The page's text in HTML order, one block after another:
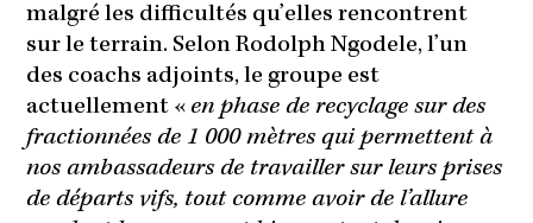
malgré les difficultés qu’elles rencontrent
sur le terrain. Selon Rodolph Ngodele, l’un
des coachs adjoints, le groupe est
actuellement « en phase de recyclage sur des
fractionnées de 1 000 mètres qui permettent à
nos ambassadeurs de travailler sur leurs prises
de départs vifs, tout comme avoir de l’allure